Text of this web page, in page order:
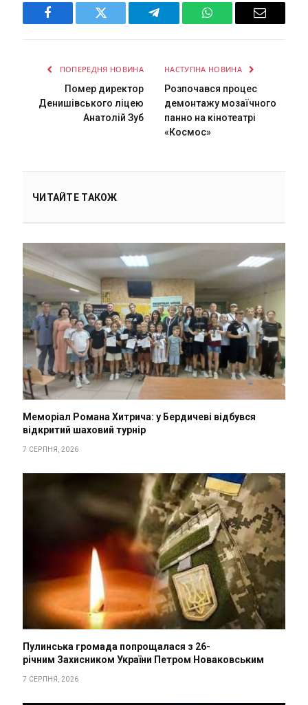
Facebook Twitter Telegram WhatsAppEmail
ПОПЕРЕДНЯ НОВИНА
Помер директор
Денишівського ліцею
Анатолій Зуб
НАСТУПНА НОВИНА
Розпочався процес
демонтажу мозаїчного
панно на кінотеатрі
«Космос»
ЧИТАЙТЕ ТАКОЖ
Меморіал Романа Хитрича: у Бердичеві відбувся
відкритий шаховий турнір
7 СЕРПНЯ, 2026
Пулинська громада попрощалася з 26-
річним Захисником України Петром Новаковським
7 СЕРПНЯ, 2026